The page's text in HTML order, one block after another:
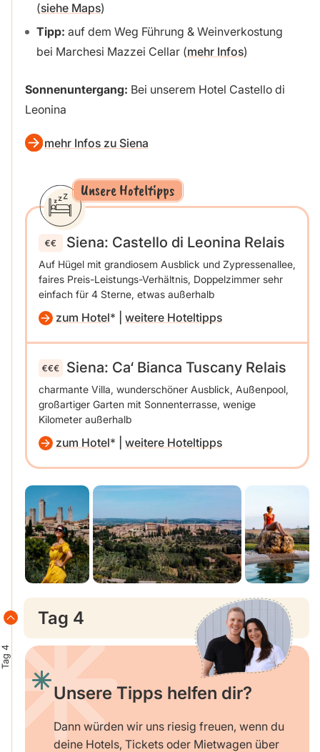
(siehe Maps)
Tipp: auf dem Weg Führung & Weinverkostung
bei Marchesi Mazzei Cellar (mehr Infos)
Sonnenuntergang: Bei unserem Hotel Castello di
Leonina
mehr Infos zu Siena
Unsere Hoteltipps
Siena: Castello di Leonina Relais
Auf Hügel mit grandiosem Ausblick und Zypressenallee,
faires Preis-Leistungs-Verhältnis, Doppelzimmer sehr
einfach für 4 Sterne, etwas außerhalb
zum Hotel weitere Hoteltipps
Siena: Ca‘ Bianca Tuscany Relais
charmante Villa, wunderschöner Ausblick, Außenpool,
großartiger Garten mit Sonnenterrasse, wenige
Kilometer außerhalb
zum Hotel weitere Hoteltipps
Tag 4
Tag 4
Unsere Tipps helfen dir?
Dann würden wir uns riesig freuen, wenn du
deine Hotels, Tickets oder Mietwagen über